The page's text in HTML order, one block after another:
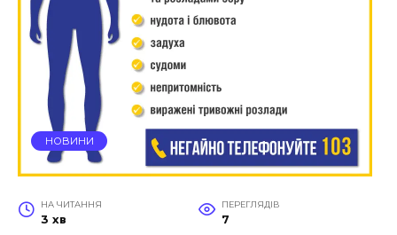
НОВИНИ
НА ЧИТАННЯ
3 хв
ПЕРЕГЛЯДІВ
7